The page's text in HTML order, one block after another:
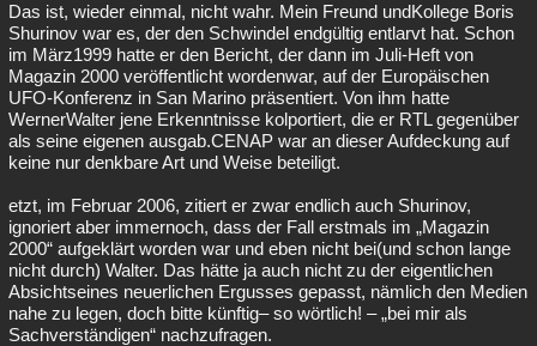
Das ist, wieder einmal, nicht wahr. Mein Freund undKollege Boris
Shurinov war es, der den Schwindel endgültig entlarvt hat. Schon
im März1999 hatte er den Bericht, der dann im Juli-Heft von
Magazin 2000 veröffentlicht wordenwar, auf der Europäischen
UFO-Konferenz in San Marino präsentiert. Von ihm hatte
WernerWalter jene Erkenntnisse kolportiert, die er RTL gegenüber
als seine eigenen ausgab.CENAP war an dieser Aufdeckung auf
keine nur denkbare Art und Weise beteiligt.
etzt, im Februar 2006, zitiert er zwar endlich auch Shurinov,
ignoriert aber immernoch, dass der Fall erstmals im „Magazin
2000“ aufgeklärt worden war und eben nicht bei(und schon lange
nicht durch) Walter. Das hätte ja auch nicht zu der eigentlichen
Absichtseines neuerlichen Ergusses gepasst, nämlich den Medien
nahe zu legen, doch bitte künftig– so wörtlich! – „bei mir als
Sachverständigen“ nachzufragen.